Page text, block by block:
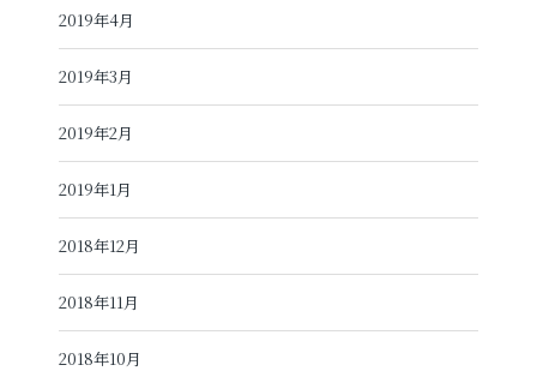
2019年4月
2019年3月
2019年2月
2019年1月
2018年12月
2018年11月
2018年10月